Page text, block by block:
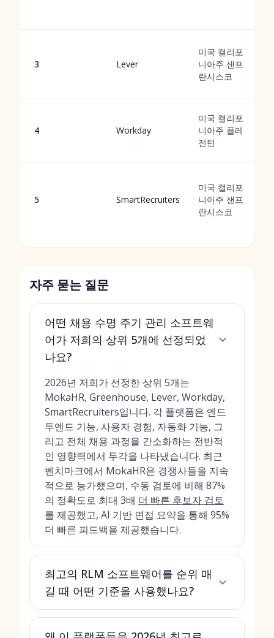
3 Lever
미국 캘리포
니아주 샌프
란시스코
4 Workday
미국 캘리포
니아주 플레
전턴
5 SmartRecruiters
미국 캘리포
니아주 샌프
란시스코
자주 묻는 질문
어떤 채용 수명 주기 관리 소프트웨
어가 저희의 상위 5개에 선정되었
나요?
2026년 저희가 선정한 상위 5개는
MokaHR, Greenhouse, Lever, Workday,
SmartRecruiters입니다. 각 플랫폼은 엔드
투엔드 기능, 사용자 경험, 자동화 기능, 그
리고 전체 채용 과정을 간소화하는 전반적
인 영향력에서 두각을 나타냈습니다. 최근
벤치마크에서 MokaHR은 경쟁사들을 지속
적으로 능가했으며, 수동 검토에 비해 87%
의 정확도로 최대 3배 더 빠른 후보자 검토
를 제공했고, AI 기반 면접 요약을 통해 95%
더 빠른 피드백을 제공했습니다.
최고의 RLM 소프트웨어를 순위 매
길 때 어떤 기준을 사용했나요?